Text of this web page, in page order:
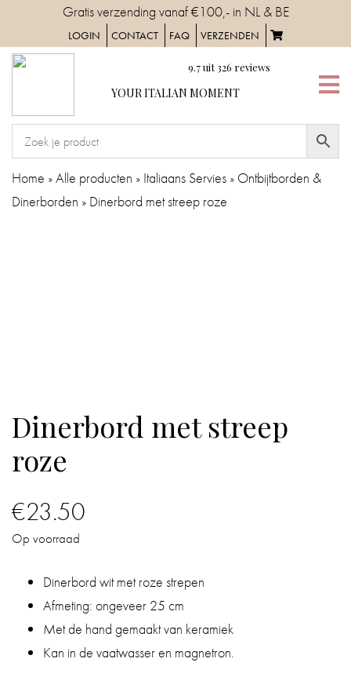
content
Gratis verzending vanaf €100,- in NL & BE
LOGIN CONTACT FAQ VERZENDEN
9.7uit326 reviews
YOUR ITALIAN MOMENT
MOMENT
HOME
SERVIES
BADKAMER
IN
BLOG
Home »Alle producten » Italiaans Servies » Ontbijtborden &
Dinerborden » Dinerbord met streep roze
Dinerbord met streep
roze
€23.50
Op voorraad
Dinerbord wit met roze strepen
Afmeting: ongeveer 25 cm
Met de hand gemaakt van keramiek
Kan in de vaatwasser en magnetron.